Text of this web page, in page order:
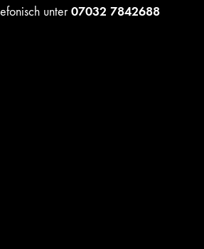
unter07032 7842688